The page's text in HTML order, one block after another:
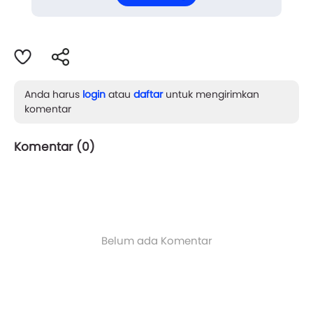
Anda harus login atau daftaruntuk mengirimkan
komentar
Komentar (0)
Belum ada Komentar